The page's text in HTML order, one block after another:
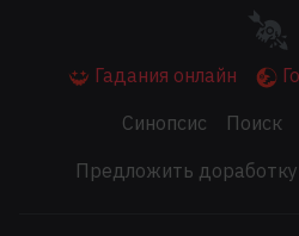
Гадания онлайн
Синопсис
Поиск
Предложить доработку